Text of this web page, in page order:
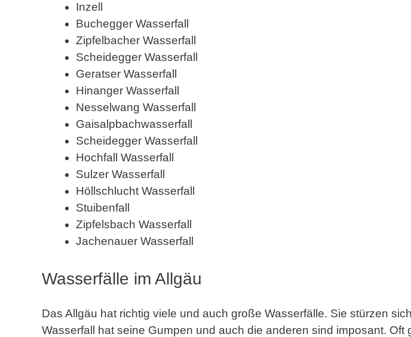
Inzell
Buchegger Wasserfall
Zipfelbacher Wasserfall
Scheidegger Wasserfall
Geratser Wasserfall
Hinanger Wasserfall
Nesselwang Wasserfall
Gaisalpbachwasserfall
Scheidegger Wasserfall
Hochfall Wasserfall
Sulzer Wasserfall
Höllschlucht Wasserfall
Stuibenfall
Zipfelsbach Wasserfall
Jachenauer Wasserfall
Wasserfälle im Allgäu
Das Allgäu hat richtig viele und auch große Wasserfälle. Sie stürzen
Wasserfall hat seine Gumpen und auch die anderen sind imposant.